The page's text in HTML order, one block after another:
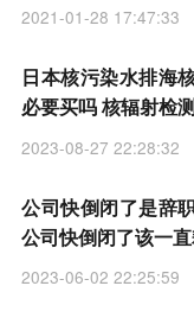
2021-01-28 17:47:33
日本核污染水排海
必要买吗 核辐射检
2023-08-27 22:28:32
公司快倒闭了是辞
公司快倒闭了该一
2023-06-02 22:25:59